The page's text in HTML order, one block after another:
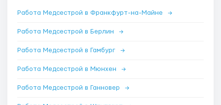
Работа Медсестрой в Франкфурт-на-Майне →
Работа Медсестрой в Берлин →
Работа Медсестрой в Гамбург →
Работа Медсестрой в Мюнхен →
Работа Медсестрой в Ганновер →